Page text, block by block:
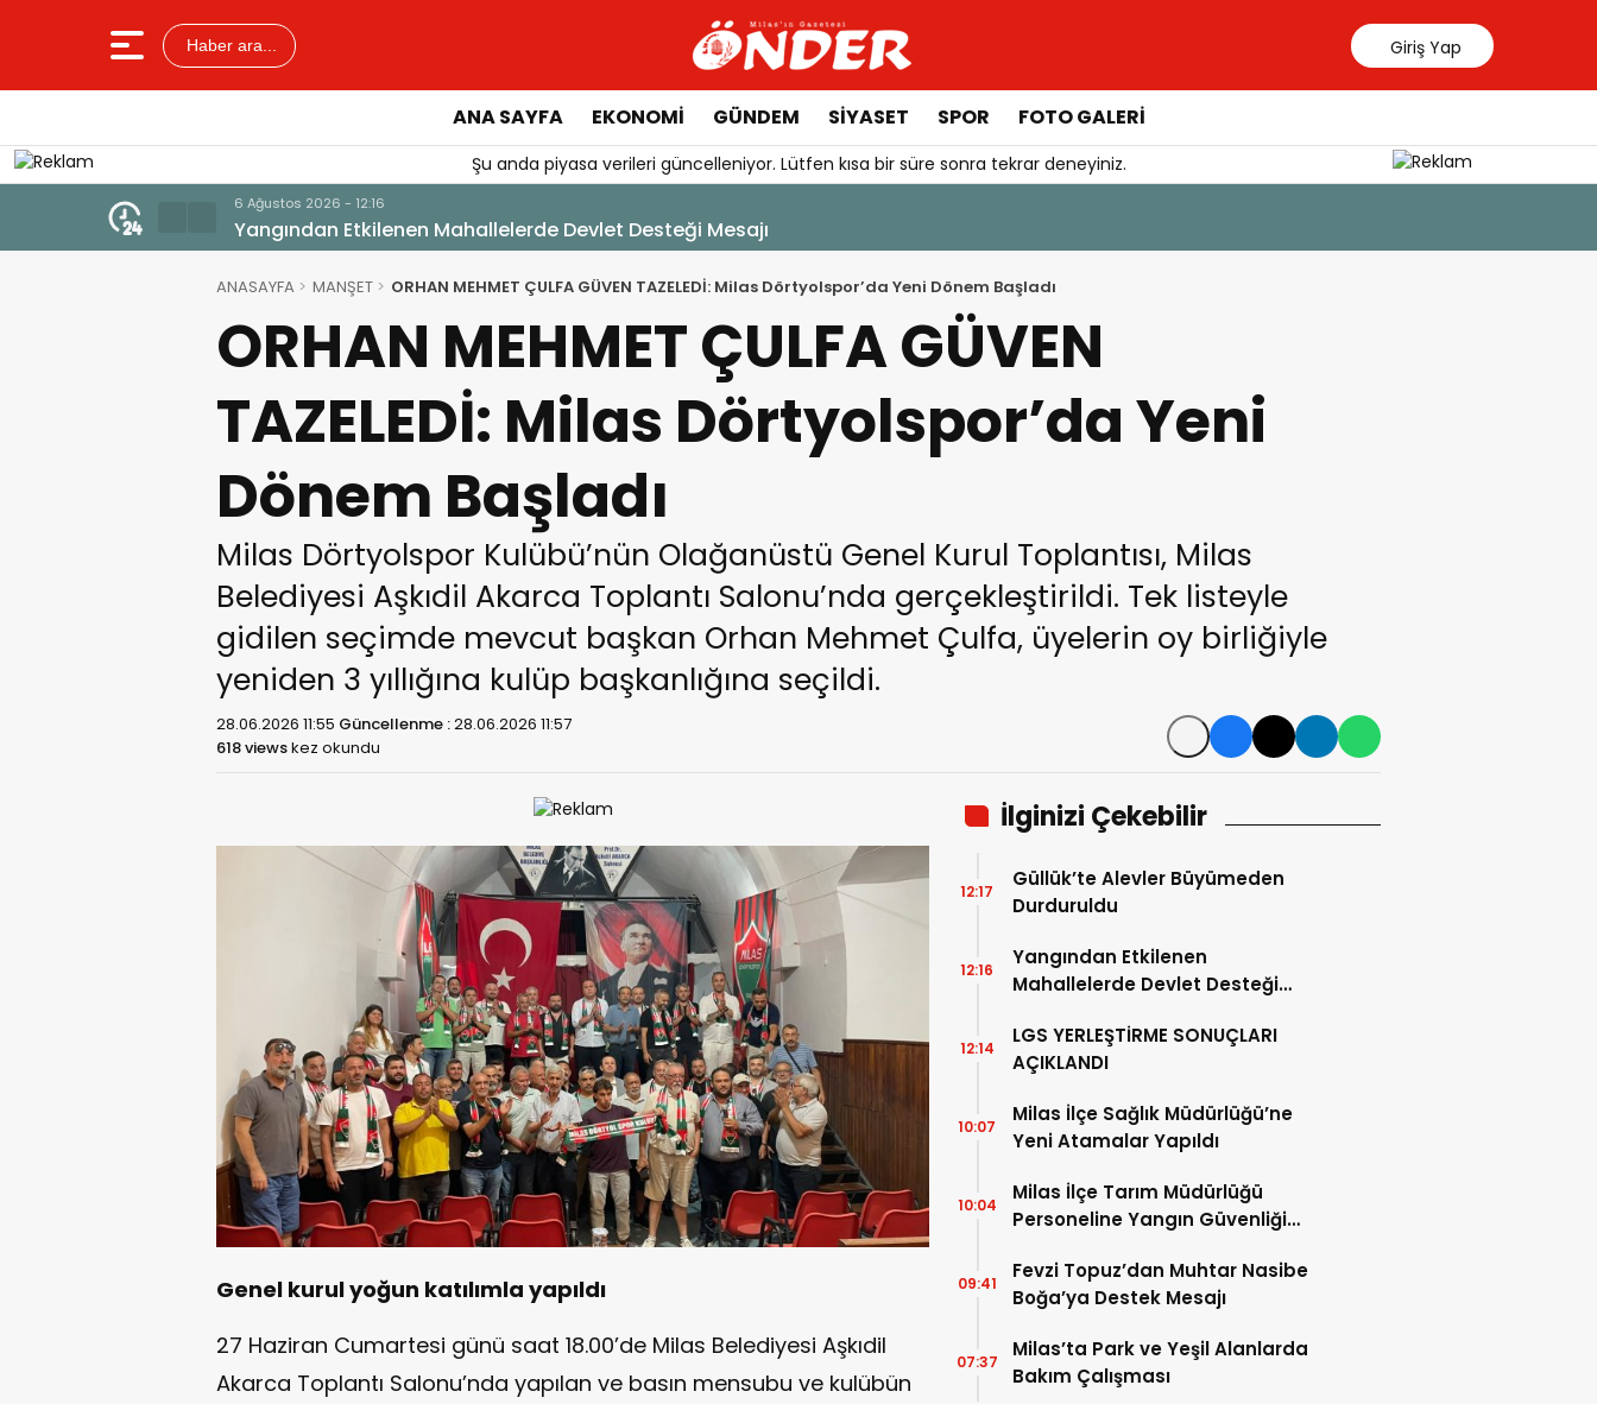
Haber ara... Giriş Yap
ANA SAYFA EKONOMİ GÜNDEM SİYASET SPOR FOTO GALERİ
Şu anda piyasa verileri güncelleniyor. Lütfen kısa bir süre sonra tekrar deneyiniz.
6 Ağustos 2026 - 12:14
LGS YERLEŞTİRME SONUÇLARI AÇIKLANDI
ANASAYFA MANŞET ORHAN MEHMET ÇULFA GÜVEN TAZELEDİ: Milas Dörtyolspor’da Yeni Dönem Başladı
ORHAN MEHMET ÇULFA GÜVEN
TAZELEDİ: Milas Dörtyolspor’da Yeni
Dönem Başladı
Milas Dörtyolspor Kulübü’nün Olağanüstü Genel Kurul Toplantısı, Milas
Belediyesi Aşkıdil Akarca Toplantı Salonu’nda gerçekleştirildi. Tek listeyle
gidilen seçimde mevcut başkan Orhan Mehmet Çulfa, üyelerin oy birliğiyle
yeniden 3 yıllığına kulüp başkanlığına seçildi.
28.06.2026 11:55 Güncellenme :28.06.2026 11:57
618 viewskez okundu
Genel kurul yoğun katılımla yapıldı
27 Haziran Cumartesi günü saat 18.00’de Milas Belediyesi Aşkıdil
Akarca Toplantı Salonu’nda yapılan ve basın mensubu ve kulübün
İlginizi Çekebilir
Güllük’te Alevler Büyümeden
Durduruldu
12:17
Yangından Etkilenen
Mahallelerde Devlet Desteği
12:16
LGS YERLEŞTİRME SONUÇLARI
AÇIKLANDI
12:14
Milas İlçe Sağlık Müdürlüğü’ne
Yeni Atamalar Yapıldı
10:07
Milas İlçe Tarım Müdürlüğü
Personeline Yangın Güvenliği
10:04
Fevzi Topuz’dan Muhtar Nasibe
Boğa’ya Destek Mesajı
09:41
Milas’ta Park ve Yeşil Alanlarda
Bakım Çalışması
07:37